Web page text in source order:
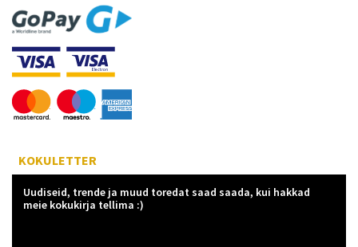
KOKULETTER
Uudiseid, trende ja muud toredat saad saada, kui hakkad
meie kokukirja tellima :)